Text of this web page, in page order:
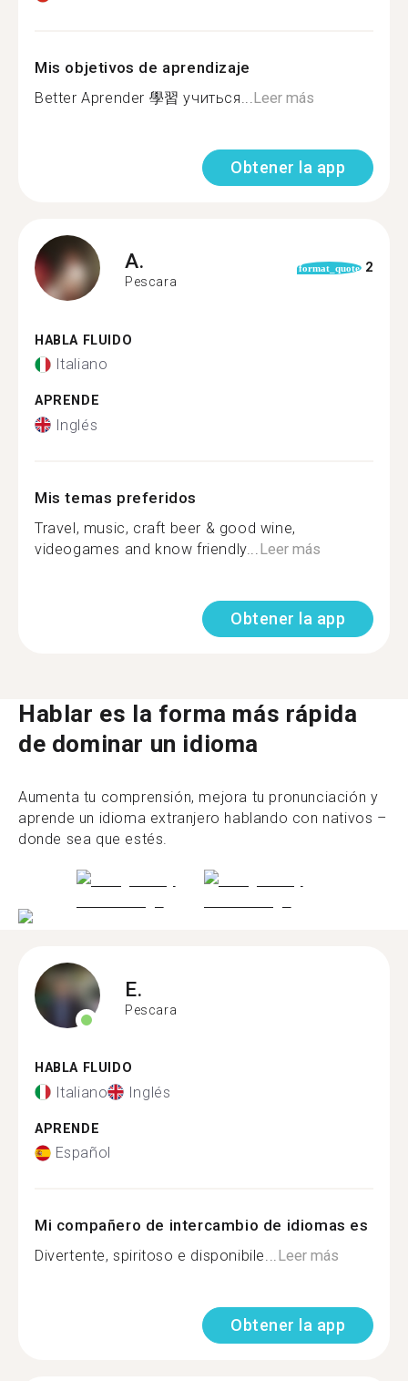
Mis objetivos de aprendizaje
Better Aprender 學習 учиться... Leer más
Obtener la app
A.
Pescara
format_quote 2
HABLA FLUIDO
Italiano
APRENDE
Inglés
Mis temas preferidos
Travel, music, craft beer & good wine,
videogames and know friendly... Leer más
Obtener la app
Hablar es la forma más rápida
de dominar un idioma
Aumenta tu comprensión, mejora tu pronunciación y
aprende un idioma extranjero hablando con nativos –
donde sea que estés.
E.
Pescara
HABLA FLUIDO
Italiano Inglés
APRENDE
Español
Mi compañero de intercambio de idiomas es
Divertente, spiritoso e disponibile...Leer más
Obtener la app